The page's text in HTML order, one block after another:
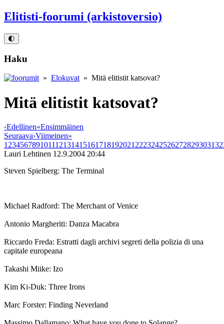
Elitisti-foorumi (arkistoversio)
🌓
Haku
» Elokuvat » Mitä elitistit katsovat?
Mitä elitistit katsovat?
‹Edellinen«Ensimmäinen
Seuraava›Viimeinen»
1 23456789101112131415161718192021 2223242526272829303132
Lauri Lehtinen 12.9.2004 20:44
Steven Spielberg: The Terminal
Michael Radford: The Merchant of Venice
Antonio Margheriti: Danza Macabra
Riccardo Freda: Estratti dagli archivi segreti della polizia di una
capitale europeana
Takashi Miike: Izo
Kim Ki-Duk: Three Irons
Marc Forster: Finding Neverland